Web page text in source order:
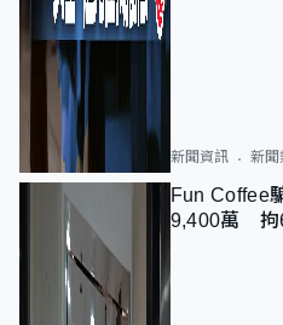
新聞資訊 新聞
Fun Coffee
9,400萬 拘